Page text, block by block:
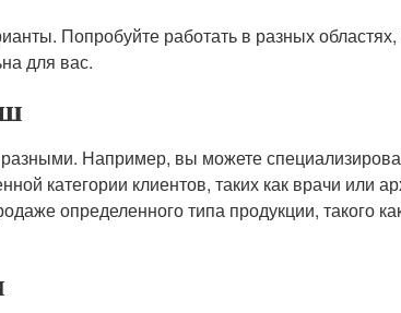
Попробуйте работать в разных
для вас.
Например, вы можете
категории клиентов, таких как врачи или
определенного типа продукции, такого